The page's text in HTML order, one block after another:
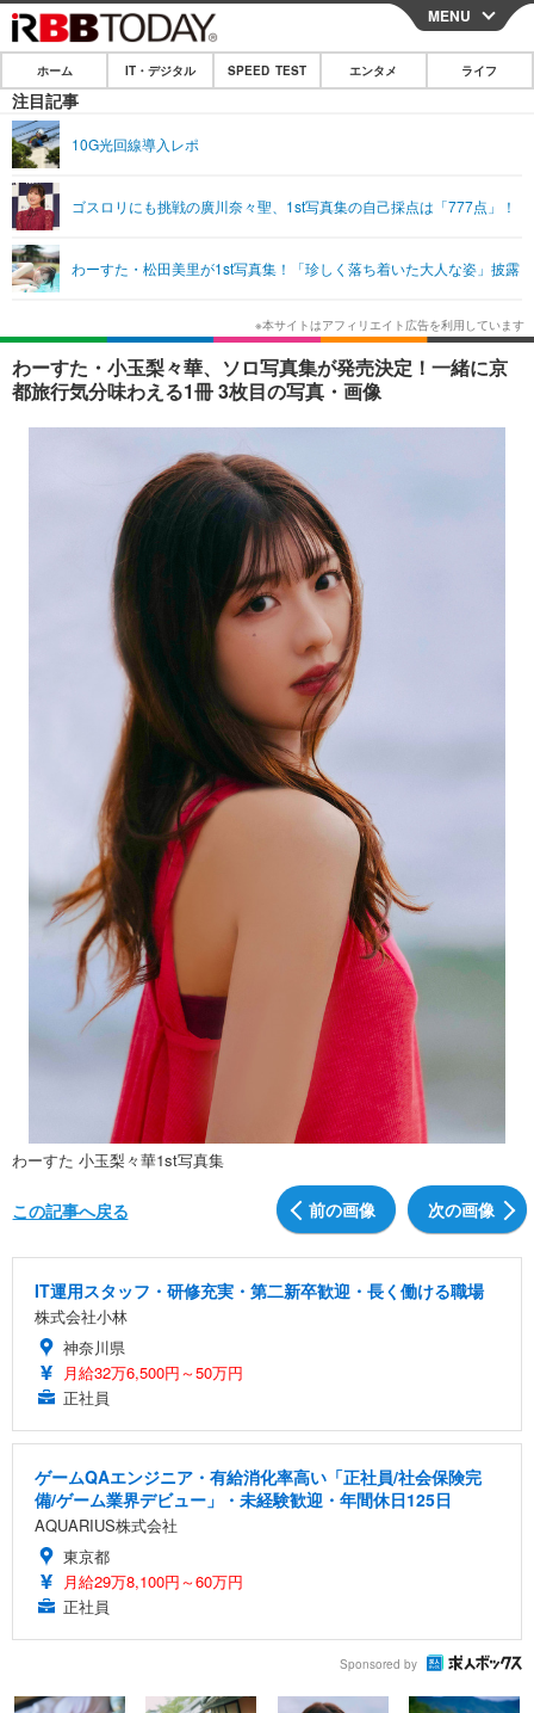
CLOSE
ホーム
IT・デジタル
ショッピング その他
SPEED TEST
エンタメ
エンタメTOP 映画・ドラマ
韓国・芸能
音楽 スポーツ
ショッピング
ライフ
ライフTOP グルメ
ペット ショッピング
その他
リリース一覧
プッシュ通知の停止方法
MENU
ホーム IT・デジタル SPEED TEST エンタメ ライフ
注目記事
10G光回線導入レポ
ゴスロリにも挑戦の廣川奈々聖、1st写真集の自己採点は「777点」！
わーすた・松田美里が1st写真集！「珍しく落ち着いた大人な姿」披露
わーすた・小玉梨々華、ソロ写真集が発売決定！一緒に京
都旅行気分味わえる1冊 3枚目の写真・画像
わーすた 小玉梨々華1st写真集
前の画像 次の画像
この記事へ戻る
IT運用スタッフ・研修充実・第二新卒歓迎・長く働ける職場
株式会社小林
神奈川県
月給32万6,500円～50万円
正社員
ゲームQAエンジニア・有給消化率高い「正社員/社会保険完
備/ゲーム業界デビュー」・未経験歓迎・年間休日125日
AQUARIUS株式会社
東京都
月給29万8,100円～60万円
正社員
Sponsored by